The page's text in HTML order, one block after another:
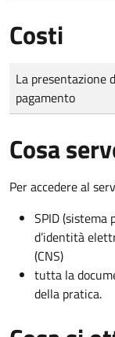
Costi
Tipo di pagamento
Importo
La presentazione
pagamento
Cosa
Per accedere al
SPID
d’identità
(CNS)
tutta la
della pratica.